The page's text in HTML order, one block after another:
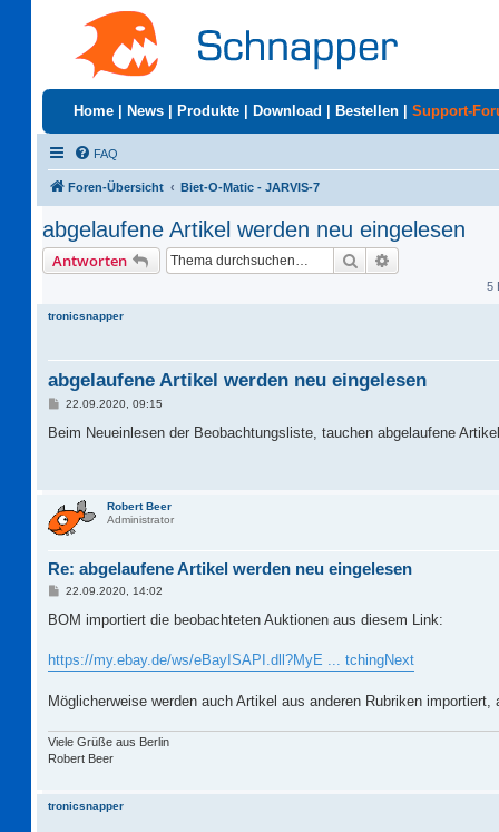
Home News Produkte Download Bestellen Support-
FAQ
Foren-Übersicht Biet-O-Matic - JARVIS-7
abgelaufene Artikel werden neu eingelesen
Antworten Suche
5
tronicsnapper
abgelaufene Artikel werden neu eingelesen
B
i
22.09.2020, 09:15
Beim Neueinlesen der Beobachtungsliste, tauchen abgelaufene
Robert Beer
Administrator
Re: abgelaufene Artikel werden neu eingelesen
B
i
a
g
22.09.2020, 14:02
BOM importiert die beobachteten Auktionen aus diesem Link:
https://my.ebay.de/ws/eBayISAPI.dll?MyE ... tchingNext
Möglicherweise werden auch Artikel aus anderen Rubriken
Viele Grüße aus Berlin
Robert Beer
tronicsnapper